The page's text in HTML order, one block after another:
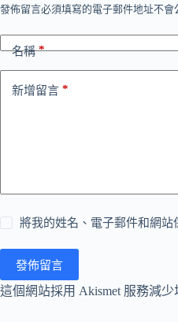
發佈留言必須填寫的電子郵件地址不會
名稱*
新增留言 *
將我的姓名、電子郵件和網站
發佈留言
這個網站採用 Akismet 服務減少